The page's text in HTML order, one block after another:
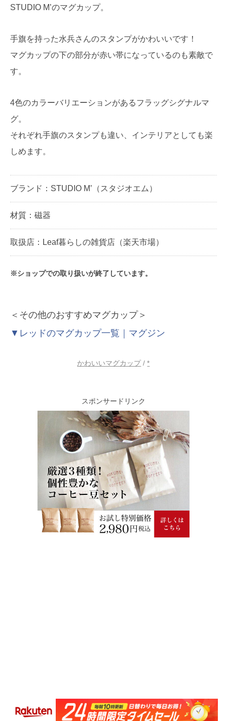
STUDIO M’のマグカップ。
手旗を持った水兵さんのスタンプがかわいいです！
マグカップの下の部分が赤い帯になっているのも素敵で
す。
4色のカラーバリエーションがあるフラッグシグナルマ
グ。
それぞれ手旗のスタンプも違い、インテリアとしても楽
しめます。
ブランド：STUDIO M’（スタジオエム）
材質：磁器
取扱店：Leaf暮らしの雑貨店（楽天市場）
※ショップでの取り扱いが終了しています。
＜その他のおすすめマグカップ＞
▼レッドのマグカップ一覧｜マグジン
かわいいマグカップ/*
スポンサードリンク